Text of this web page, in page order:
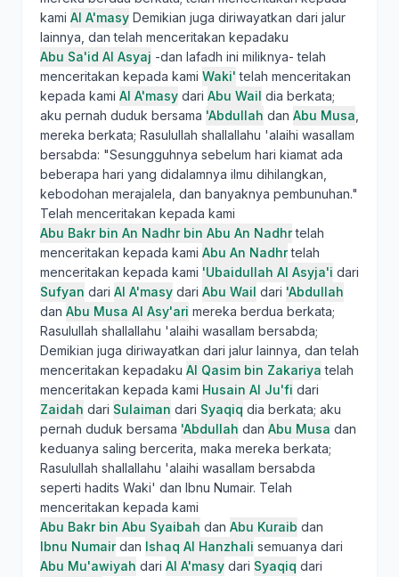
kami Al A'masy Demikian juga diriwayatkan dari jalur
lainnya, dan telah menceritakan kepadaku
Abu Sa'id Al Asyaj -dan lafadh ini miliknya- telah
menceritakan kepada kami Waki' telah menceritakan
kepada kami Al A'masy dari Abu Wail dia berkata;
aku pernah duduk bersama 'Abdullah dan Abu Musa
mereka berkata; Rasulullah shallallahu 'alaihi wasallam
bersabda: "Sesungguhnya sebelum hari kiamat ada
beberapa hari yang didalamnya ilmu dihilangkan,
kebodohan merajalela, dan banyaknya pembunuhan."
Telah menceritakan kepada kami
Abu Bakr bin An Nadhr bin Abu An Nadhrtelah
menceritakan kepada kami Abu An Nadhrtelah
menceritakan kepada kami 'Ubaidullah Al Asyja'i dari
Sufyan dari Al A'masy dari Abu Wail dari 'Abdullah
dan Abu Musa Al Asy'ari mereka berdua berkata;
Rasulullah shallallahu 'alaihi wasallam bersabda;
Demikian juga diriwayatkan dari jalur lainnya, dan telah
menceritakan kepadaku Al Qasim bin Zakariya telah
menceritakan kepada kami Husain Al Ju'fi dari
Zaidah dari Sulaiman dari Syaqiq dia berkata; aku
pernah duduk bersama 'Abdullah dan Abu Musa dan
keduanya saling bercerita, maka mereka berkata;
Rasulullah shallallahu 'alaihi wasallam bersabda
seperti hadits Waki' dan Ibnu Numair. Telah
menceritakan kepada kami
Abu Bakr bin Abu Syaibah dan Abu Kuraib dan
Ibnu Numairdan Ishaq Al Hanzhali semuanya dari
Abu Mu'awiyah dari Al A'masy dari Syaqiq dari